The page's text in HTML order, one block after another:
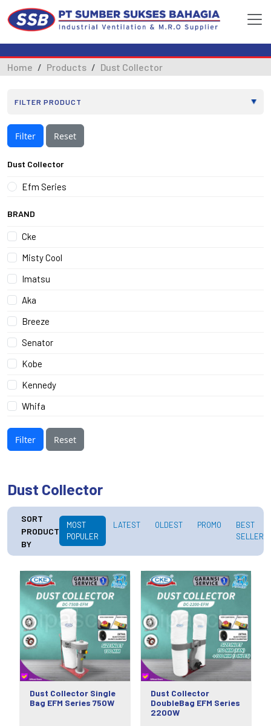
Home Products Dust Collector
Filter Reset
Dust Collector
Efm Series
BRAND
Cke
Misty Cool
Imatsu
Aka
Breeze
Senator
Kobe
Kennedy
Whifa
Filter Reset
Dust Collector
SORT
PRODUCT
BY
MOST
POPULER
LATEST OLDEST PROMO
BEST
SELLER
Dust Collector Single
Bag EFM Series 750W
Dust Collector
DoubleBag EFM Series
2200W